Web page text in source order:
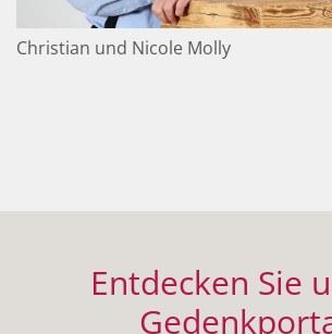
Christian und Nicole Molly
Entdecken Sie